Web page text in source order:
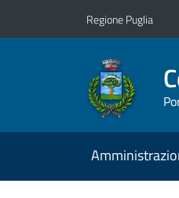
Regione Puglia